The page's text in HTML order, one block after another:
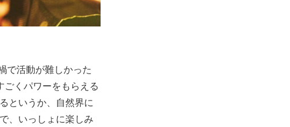
で活動が難しかった
くパワーをもらえる
というか、自然界に
、いっしょに楽しみ